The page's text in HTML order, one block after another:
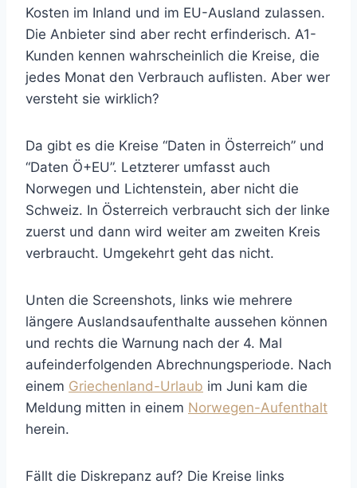
Kosten im Inland und im EU-Ausland zulassen.
Die Anbieter sind aber recht erfinderisch. A1-
Kunden kennen wahrscheinlich die Kreise, die
jedes Monat den Verbrauch auflisten. Aber wer
versteht sie wirklich?
Da gibt es die Kreise “Daten in Österreich” und
“Daten Ö+EU”. Letzterer umfasst auch
Norwegen und Lichtenstein, aber nicht die
Schweiz. In Österreich verbraucht sich der linke
zuerst und dann wird weiter am zweiten Kreis
verbraucht. Umgekehrt geht das nicht.
Unten die Screenshots, links wie mehrere
längere Auslandsaufenthalte aussehen können
und rechts die Warnung nach der 4. Mal
aufeinderfolgenden Abrechnungsperiode. Nach
einem Griechenland-Urlaub im Juni kam die
Meldung mitten in einem Norwegen-Aufenthalt
herein.
Fällt die Diskrepanz auf? Die Kreise links